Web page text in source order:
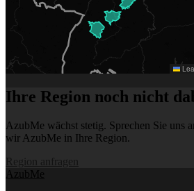
Ihre Region noch nicht
AzubMe wächst stetig. Sprechen Sie uns
wir AzubMe in Ihre Region.
Region anfragen
AzubMe